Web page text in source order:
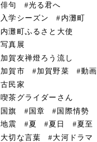
俳句
光る君へ
入学シーズン
内灘町
内灘町ふるさと大使
写真展
加賀友禅燈ろう流し
加賀市
加賀野菜
動画
古民家
喫茶グライダーさん
国旗
国章
国際情勢
地震
夏 夏日
夏至
大切な言葉
大河ドラマ